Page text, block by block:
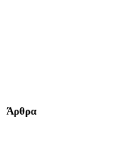
Άρθρα